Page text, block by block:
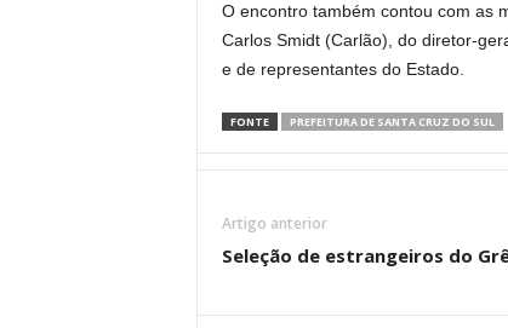
O encontro também contou com as
Carlos Smidt (Carlão), do diretor-
e de representantes do Estado.
FONTE PREFEITURA DE SANTA CRUZ DO SUL
Artigo anterior
Seleção de estrangeiros do